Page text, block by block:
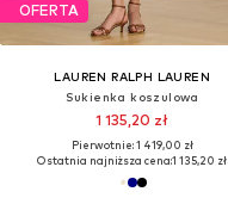
OFERTA
LAUREN RALPH LAUREN
Sukienka koszulowa
1 135,20 zł
Pierwotnie: 1 419,00 zł
Ostatnia najniższa cena:1 135,20 zł